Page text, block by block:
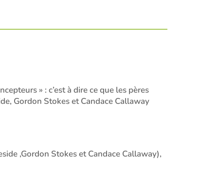
» : c’est à dire ce que les pères
Gordon Stokes et Candace Callaway
,Gordon Stokes et Candace Callaway),